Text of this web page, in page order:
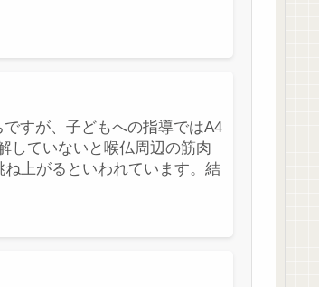
すが、子どもへの指導ではA4
していないと喉仏周辺の筋肉
上がるといわれています。結